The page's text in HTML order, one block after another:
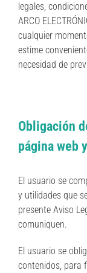
legales,
ARCO
cualquier
estime
necesidad de
Obligación
página web
El usuario se
y utilidades que
presente Aviso
comuniquen.
El usuario se
contenidos, para